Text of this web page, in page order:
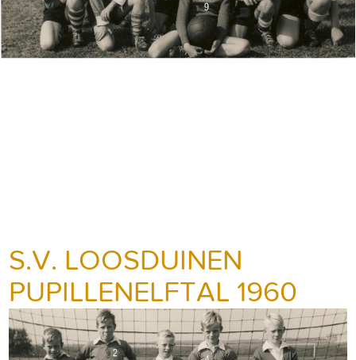
S.V. LOOSDUINEN
PUPILLENELFTAL 1960